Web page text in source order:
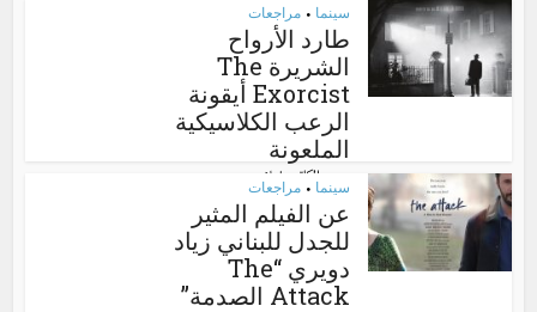
سينما • مراجعات
طارد الأرواح
الشريرة The
Exorcist أيقونة
الرعب الكلاسيكية
الملعونة
الكاتب:إسلام سعيد سينما • مراجعات
عن الفيلم المثير
للجدل للبناني زياد
دويري “The
Attack الصدمة”